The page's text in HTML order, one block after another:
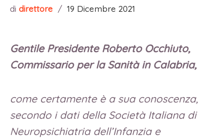
di direttore / 19 Dicembre 2021
Gentile Presidente Roberto Occhiuto,
Commissario per la Sanità in Calabria,
come certamente è a sua conoscenza,
secondo i dati della Società Italiana di
Neuropsichiatria dell’Infanzia e